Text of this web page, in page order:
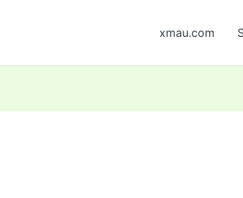
xmau.com